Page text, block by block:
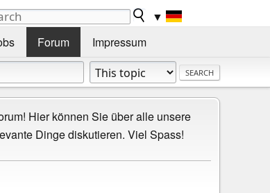
▼
Forum Impressum
Hier können Sie über alle unsere
Dinge diskutieren. Viel Spass!